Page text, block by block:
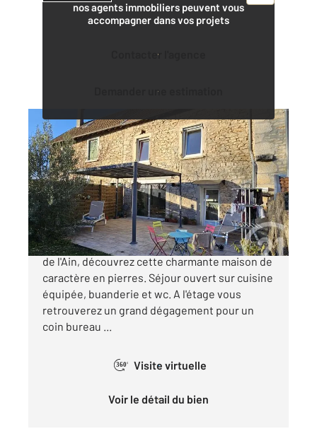
nos agents immobiliers peuvent vous
accompagner dans vos projets
Contacter l'agence
Demander une estimation
VILLEBOIS 01
110 m2, 4 pièces
Ref : 1281
Maison à vendre
208 000 €
Villebois, 10mn de Lagnieu, 15 mn de la plaine
de l'Ain, découvrez cette charmante maison de
caractère en pierres. Séjour ouvert sur cuisine
équipée, buanderie et wc. A l'étage vous
retrouverez un grand dégagement pour un
coin bureau ...
360° Visite virtuelle
Voir le détail du bien